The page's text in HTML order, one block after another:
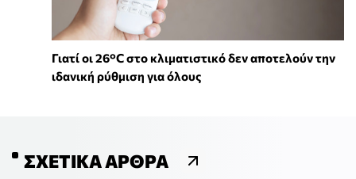
Γιατί οι 26°C στο κλιματιστικό δεν αποτελούν την
ιδανική ρύθμιση για όλους
ΣΧΕΤΙΚΆ ΆΡΘΡΑ